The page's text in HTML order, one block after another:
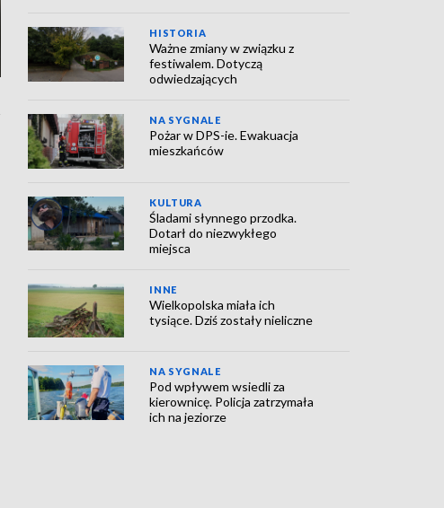
HISTORIA
Ważne zmiany w związku z
festiwalem. Dotyczą
odwiedzających
NA SYGNALE
Pożar w DPS-ie. Ewakuacja
mieszkańców
KULTURA
Śladami słynnego przodka.
Dotarł do niezwykłego
miejsca
INNE
Wielkopolska miała ich
tysiące. Dziś zostały nieliczne
NA SYGNALE
Pod wpływem wsiedli za
kierownicę. Policja zatrzymała
ich na jeziorze